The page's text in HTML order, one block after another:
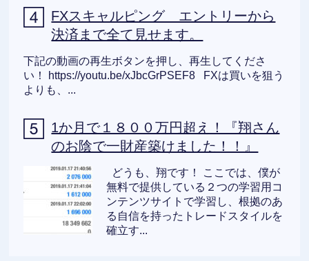
FXスキャルピング エントリーから
決済まで全て見せます。
下記の動画の再生ボタンを押し、再生してくださ
い！ https://youtu.be/xJbcGrPSEF8 FXは買いを狙う
よりも、...
1か月で１８００万円超え！『翔さん
のお陰で一財産築けました！！』
どうも、翔です！ ここでは、僕が
無料で提供している２つの学習用コ
ンテンツサイトで学習し、根拠のあ
る自信を持ったトレードスタイルを
確立す...